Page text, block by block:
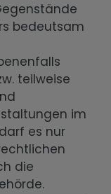
bedeutsam
teilweise
im
es nur
die